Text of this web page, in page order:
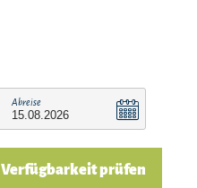
Abreise
Verfügbarkeit prüfen